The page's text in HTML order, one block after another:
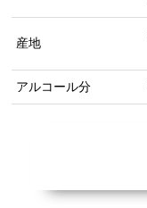
産地
アルコール分